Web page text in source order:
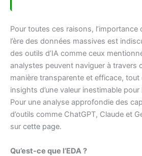
Pour toutes ces raisons, l’importance
l’ère des données massives est
des outils d’IA comme ceux
analystes peuvent naviguer à travers
manière transparente et efficace,
insights d’une valeur inestimable
Pour une analyse approfondie des
d’outils comme ChatGPT, Claude et
sur cette page.
Qu’est-ce que l’EDA ?